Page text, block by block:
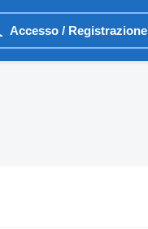
Accesso / Registrazione